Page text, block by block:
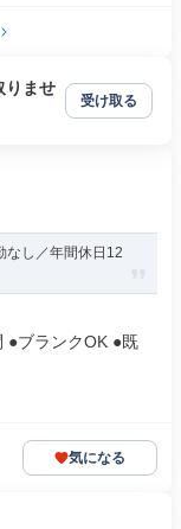
りませ
受け取る
なし／年間休日12
●ブランクOK ●既
気になる